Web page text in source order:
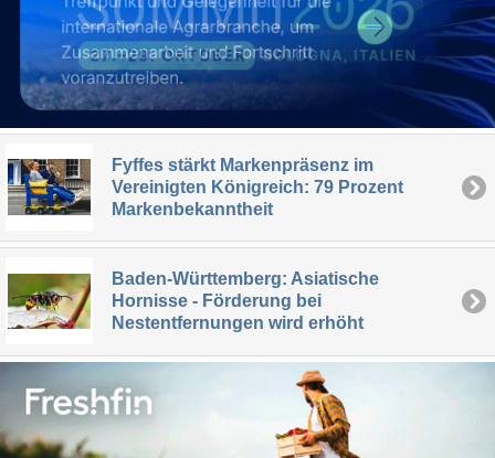
Fyffes stärkt Markenpräsenz im
Vereinigten Königreich: 79 Prozent
Markenbekanntheit
Baden-Württemberg: Asiatische
Hornisse - Förderung bei
Nestentfernungen wird erhöht